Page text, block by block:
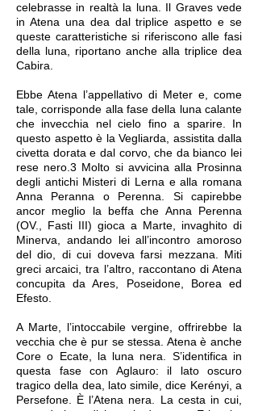
celebrasse in realtà la luna. Il Graves vede
in Atena una dea dal triplice aspetto e se
queste caratteristiche si riferiscono alle fasi
della luna, riportano anche alla triplice dea
Cabira.
Ebbe Atena l’appellativo di Meter e, come
tale, corrisponde alla fase della luna calante
che invecchia nel cielo fino a sparire. In
questo aspetto è la Vegliarda, assistita dalla
civetta dorata e dal corvo, che da bianco lei
rese nero.3 Molto si avvicina alla Prosinna
degli antichi Misteri di Lerna e alla romana
Anna Peranna o Perenna. Si capirebbe
ancor meglio la beffa che Anna Perenna
(OV., Fasti III) gioca a Marte, invaghito di
Minerva, andando lei all’incontro amoroso
del dio, di cui doveva farsi mezzana. Miti
greci arcaici, tra l’altro, raccontano di Atena
concupita da Ares, Poseidone, Borea ed
Efesto.
A Marte, l’intoccabile vergine, offrirebbe la
vecchia che è pur se stessa. Atena è anche
Core o Ecate, la luna nera. S’identifica in
questa fase con Aglauro: il lato oscuro
tragico della dea, lato simile, dice Kerényi, a
Persefone. È l’Atena nera. La cesta in cui,